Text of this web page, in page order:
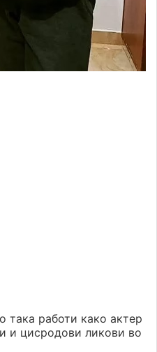
така работи како актер
и цисродови ликови во